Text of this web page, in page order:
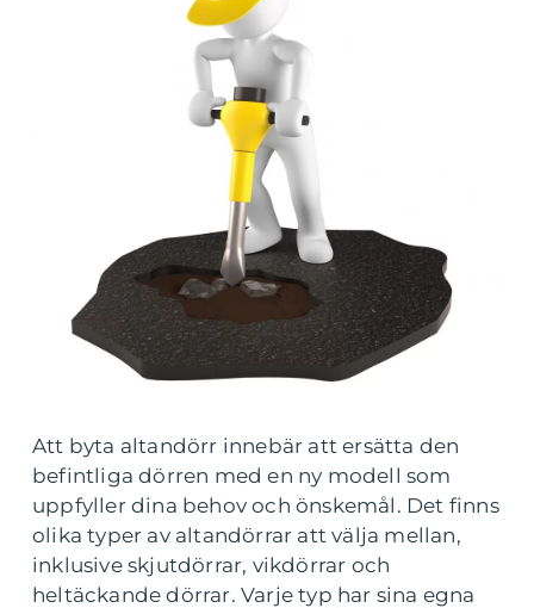
Att byta altandörr innebär att ersätta den
befintliga dörren med en ny modell som
uppfyller dina behov och önskemål. Det finns
olika typer av altandörrar att välja mellan,
inklusive skjutdörrar, vikdörrar och
heltäckande dörrar. Varje typ har sina egna